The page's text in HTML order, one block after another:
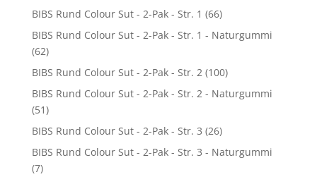
BIBS Rund Colour Sut - 2-Pak - Str. 1 (66)
BIBS Rund Colour Sut - 2-Pak - Str. 1 - Naturgummi
(62)
BIBS Rund Colour Sut - 2-Pak - Str. 2 (100)
BIBS Rund Colour Sut - 2-Pak - Str. 2 - Naturgummi
(51)
BIBS Rund Colour Sut - 2-Pak - Str. 3 (26)
BIBS Rund Colour Sut - 2-Pak - Str. 3 - Naturgummi
(7)